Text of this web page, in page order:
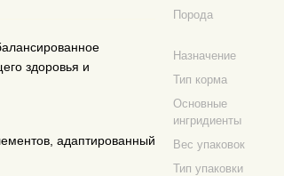
здоровья и
адаптированный
Порода
Назначение
Тип корма
Основные
ингридиенты
Вес упаковок
Тип упаковки